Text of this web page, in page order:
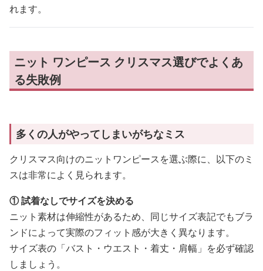
れます。
ニット ワンピース クリスマス選びでよくあ
る失敗例
多くの人がやってしまいがちなミス
クリスマス向けのニットワンピースを選ぶ際に、以下のミ
スは非常によく見られます。
① 試着なしでサイズを決める
ニット素材は伸縮性があるため、同じサイズ表記でもブラ
ンドによって実際のフィット感が大きく異なります。
サイズ表の「バスト・ウエスト・着丈・肩幅」を必ず確認
しましょう。